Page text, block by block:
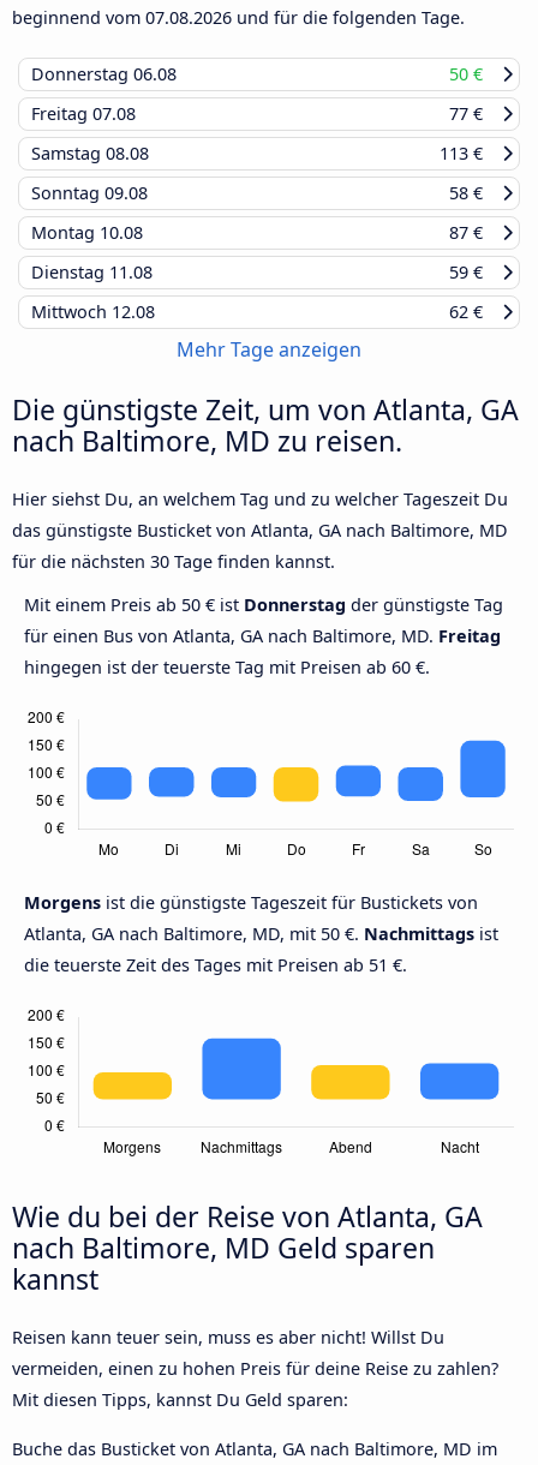
beginnend vom 07.08.2026 und für die folgenden Tage.
Donnerstag 06.08
50 €
Freitag 07.08
77 €
Samstag 08.08
113 €
Sonntag 09.08
58 €
Montag 10.08
87 €
Dienstag 11.08
59 €
Mittwoch 12.08 62 €
Mehr Tage anzeigen
Die günstigste Zeit, um von Atlanta, GA
nach Baltimore, MD zu reisen.
Hier siehst Du, an welchem Tag und zu welcher Tageszeit Du
das günstigste Busticket von Atlanta, GA nach Baltimore, MD
für die nächsten 30 Tage finden kannst.
Mit einem Preis ab 50 € ist Donnerstag der günstigste Tag
für einen Bus von Atlanta, GA nach Baltimore, MD. Freitag
hingegen ist der teuerste Tag mit Preisen ab 60 €.
Morgens ist die günstigste Tageszeit für Bustickets von
Atlanta, GA nach Baltimore, MD, mit 50 €. Nachmittags ist
die teuerste Zeit des Tages mit Preisen ab 51 €.
Wie du bei der Reise von Atlanta, GA
nach Baltimore, MD Geld sparen
kannst
Reisen kann teuer sein, muss es aber nicht! Willst Du
vermeiden, einen zu hohen Preis für deine Reise zu zahlen?
Mit diesen Tipps, kannst Du Geld sparen:
Buche das Busticket von Atlanta, GA nach Baltimore, MD im